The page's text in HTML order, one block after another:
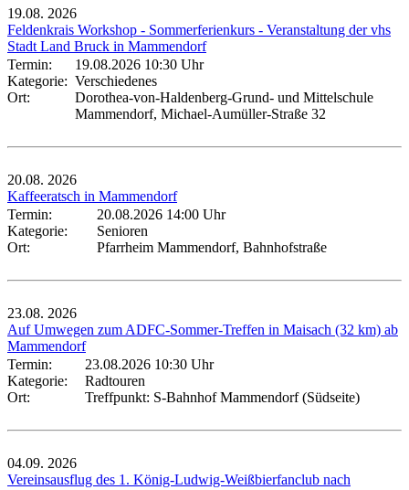
19.08. 2026
Feldenkrais Workshop - Sommerferienkurs - Veranstaltung der vhs
Stadt Land Bruck in Mammendorf
Termin:
19.08.2026 10:30 Uhr
Kategorie: Verschiedenes
Ort:
Dorothea-von-Haldenberg-Grund- und Mittelschule
Mammendorf, Michael-Aumüller-Straße 32
20.08. 2026
Kaffeeratsch in Mammendorf
Termin:
20.08.2026 14:00 Uhr
Kategorie:
Senioren
Ort:
Pfarrheim Mammendorf, Bahnhofstraße
23.08. 2026
Auf Umwegen zum ADFC-Sommer-Treffen in Maisach (32 km) ab
Mammendorf
Termin:
23.08.2026 10:30 Uhr
Kategorie:
Radtouren
Ort:
Treffpunkt: S-Bahnhof Mammendorf (Südseite)
04.09. 2026
Vereinsausflug des 1. König-Ludwig-Weißbierfanclub nach